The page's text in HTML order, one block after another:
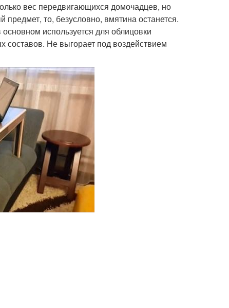
вес передвигающихся домочадцев, но
то, безусловно, вмятина останется.
используется для облицовки
составов. Не выгорает под воздействием